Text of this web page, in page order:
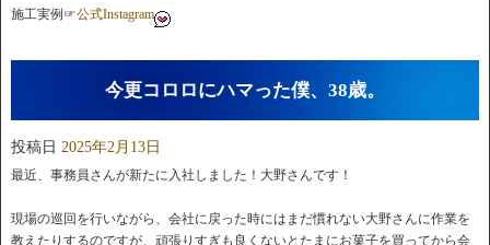
施工実例☞公式Instagram
今更コロロにハマった僕、38歳。
投稿日 2025年2月13日
最近、事務員さんが新たに入社しました！大野さんです！
現場の巡回を行いながら、会社に戻った時にはまだ慣れない大野さんに作業を
教えたりするのですが、頑張りすぎも良くないとたまにお菓子を買ってから会